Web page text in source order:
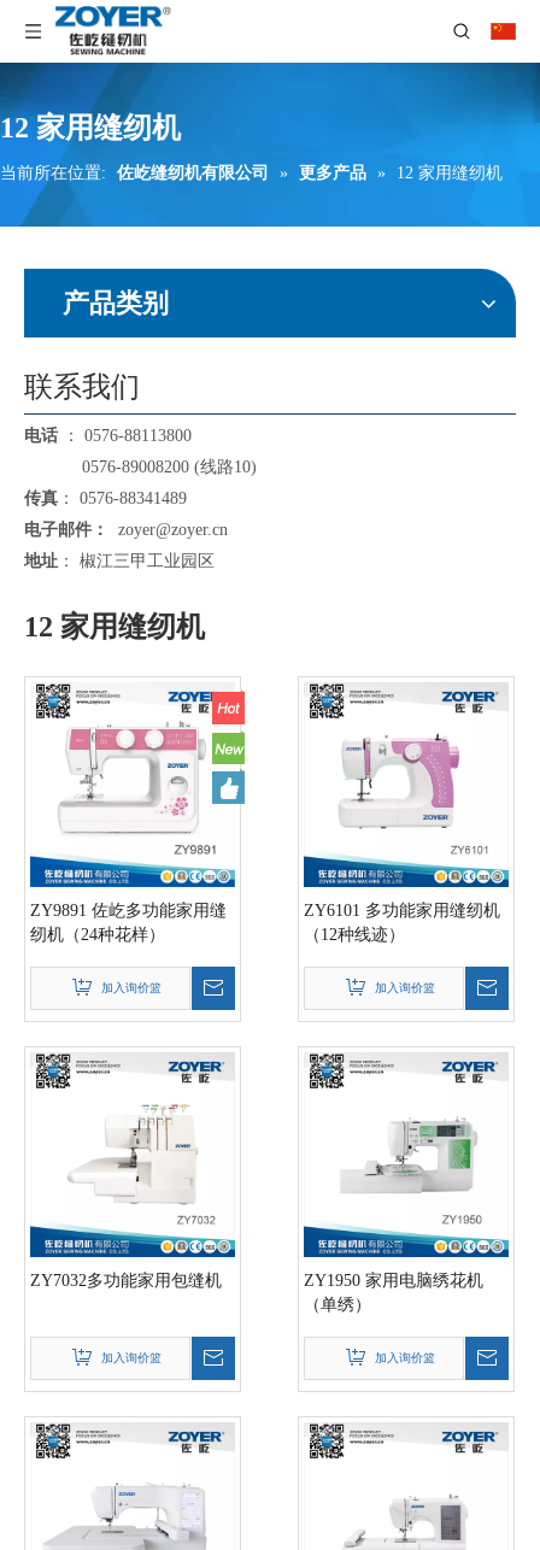
12 家用缝纫机
当前所在位置: 佐屹缝纫机有限公司 » 更多产品 » 12 家用缝纫机
产品类别
联系我们
电话 ： 0576-88113800
0576-89008200 (线路10)
传真 ： 0576-88341489
电子邮件：
zoyer@zoyer.cn
地址 ： 椒江三甲工业园区
12 家用缝纫机
ZY9891 佐屹多功能家用缝
纫机（24种花样）
加入询价篮
ZY6101 多功能家用缝纫机
（12种线迹）
加入询价篮
ZY7032多功能家用包缝机
加入询价篮
ZY1950 家用电脑绣花机
（单绣）
加入询价篮